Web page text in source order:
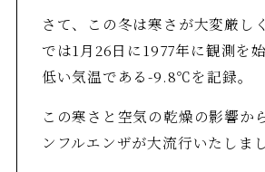
さて、この冬は寒さが大変厳し
では1月26日に1977年に観測を
低い気温である-9.8℃を記録。
この寒さと空気の乾燥の影響か
ンフルエンザが大流行いたしまし